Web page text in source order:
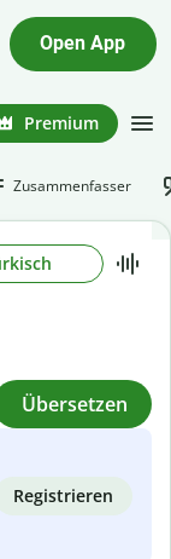
Open App
Premium
Zusammenfasser
Übersetzen
Registrieren